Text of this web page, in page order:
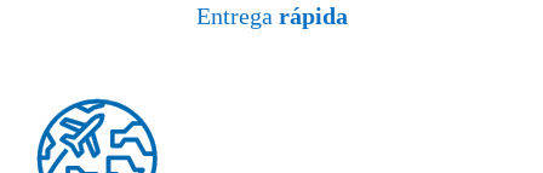
Entrega rápida